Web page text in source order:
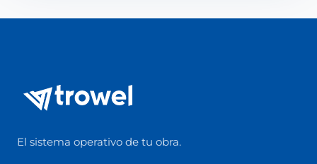
El sistema operativo de tu obra.